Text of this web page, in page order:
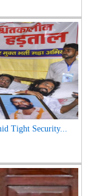
Tight Security...